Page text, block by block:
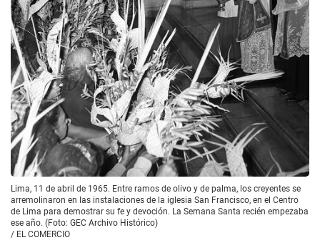
Lima, 11 de abril de 1965. Entre ramos de olivo y de palma, los creyentes se
arremolinaron en las instalaciones de la iglesia San Francisco, en el Centro
de Lima para demostrar su fe y devoción. La Semana Santa recién empezaba
ese año. (Foto: GEC Archivo Histórico)
/ EL COMERCIO